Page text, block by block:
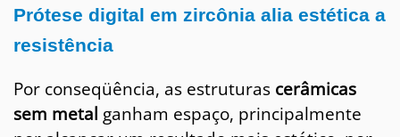
Prótese digital em zircônia alia estética a
resistência
Por conseqüência, as estruturas cerâmicas
sem metal ganham espaço, principalmente